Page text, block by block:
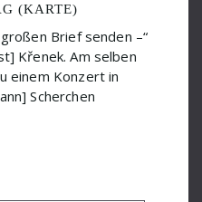
(KARTE)
Brief senden –“
Křenek. Am selben
einem Konzert in
Scherchen